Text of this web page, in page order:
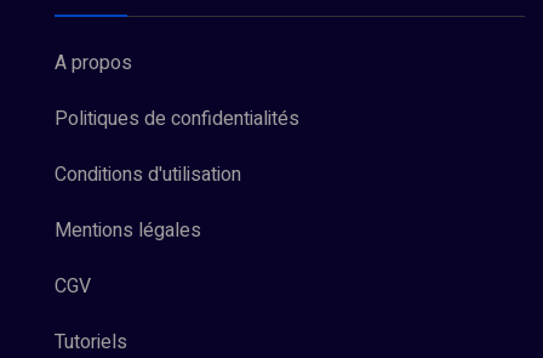
A propos
Politiques de confidentialités
Conditions d'utilisation
Mentions légales
CGV
Tutoriels